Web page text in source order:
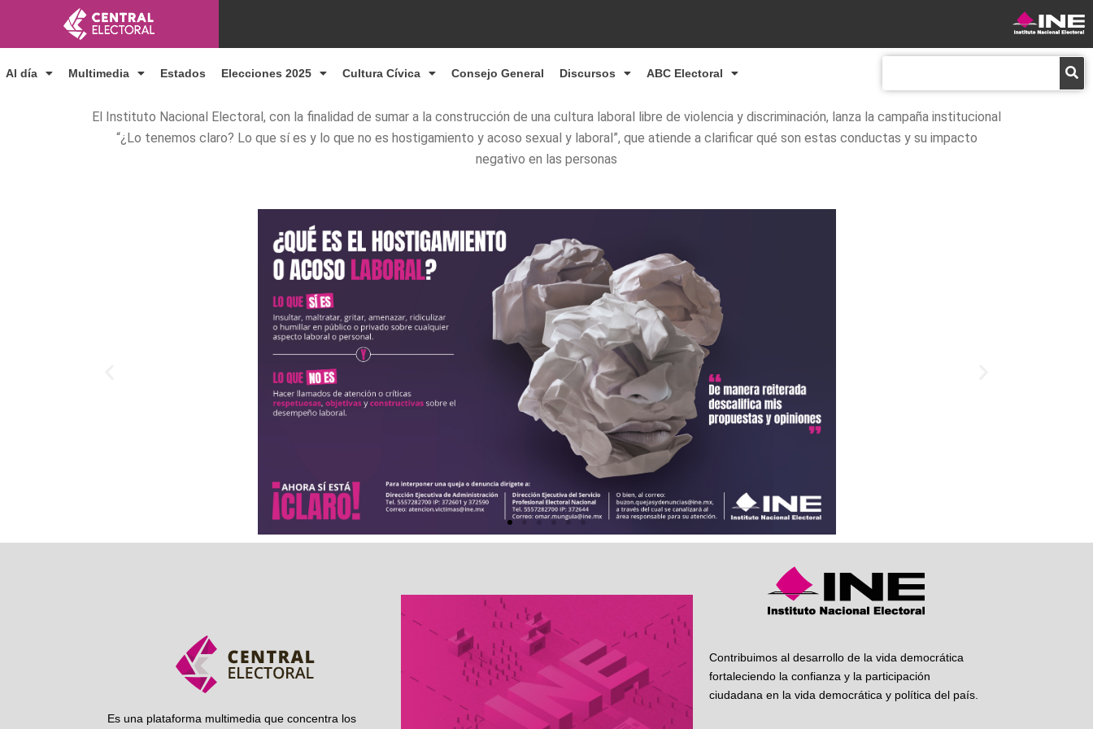
contenido
Al día Multimedia Estados Elecciones 2025 Cultura Cívica Consejo General Discursos ABC Electoral
El Instituto Nacional Electoral, con la finalidad de sumar a la construcción de una cultura laboral libre de violencia y discriminación, lanza la campaña institucional
“¿Lo tenemos claro? Lo que sí es y lo que no es hostigamiento y acoso sexual y laboral”, que atiende a clarificar qué son estas conductas y su impacto
negativo en las personas
Es una plataforma multimedia que concentra los
Contribuimos al desarrollo de la vida democrática
fortaleciendo la confianza y la participación
ciudadana en la vida democrática y política del país.